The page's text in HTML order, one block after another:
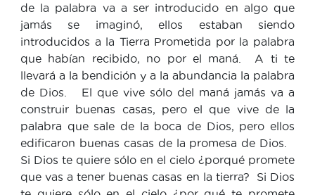
de la palabra va a ser introducido en algo que
jamás se imaginó, ellos estaban siendo
introducidos a la Tierra Prometida por la palabra
que habían recibido, no por el maná. A ti te
llevará a la bendición y a la abundancia la palabra
de Dios. El que vive sólo del maná jamás va a
construir buenas casas, pero el que vive de la
palabra que sale de la boca de Dios, pero ellos
edificaron buenas casas de la promesa de Dios.
Si Dios te quiere sólo en el cielo ¿porqué promete
que vas a tener buenas casas en la tierra? Si Dios